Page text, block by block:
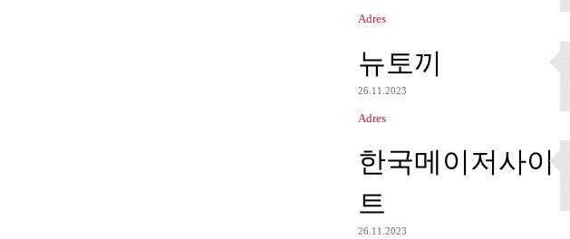
Adres
뉴토끼
26.11.2023
Adres
한국메이저사이
트
26.11.2023